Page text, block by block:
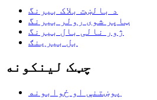
د بالښت بلاک بیرنگ
ټاپر شوی رولر بیرنگ
ژور نالی بال بیرنگ
بل بیرینګ
چټک لینکونه
پوښتنې او ځوابونه